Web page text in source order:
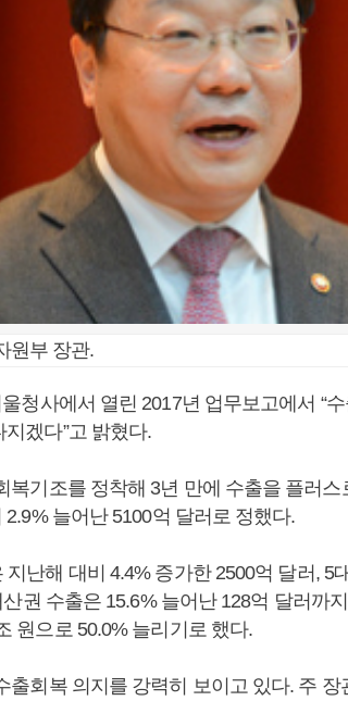
원부 장관.
청사에서 열린 2017년 업무보고에서 “
겠다”고 밝혔다.
복기조를 정착해 3년 만에 수출을 플러
늘어난 5100억 달러로 정했다.
지난해 대비 4.4% 증가한 2500억 달러, 5
권 수출은 15.6% 늘어난 128억 달러까
원으로 50.0% 늘리기로 했다.
출회복 의지를 강력히 보이고 있다. 주